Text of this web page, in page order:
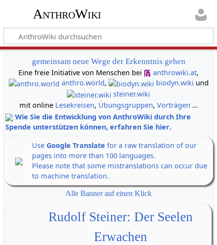
AnthroWiki
gemeinsam neue Wege der Erkenntnis gehen
Eine freie Initiative von Menschen bei
anthrowiki.at,
anthro.world, biodyn.wiki und
steiner.wiki
mit online Lesekreisen, Übungsgruppen, Vorträgen ...
Wie Sie die Entwicklung von AnthroWiki durch Ihre
Spende unterstützen können, erfahren Sie hier.
Use Google Translate for a raw translation of our
pages into more than 100 languages.
Please note that some mistranslations can occur due
to machine translation.
Alle Banner auf einen Klick
Rudolf Steiner: Der Seelen
Erwachen